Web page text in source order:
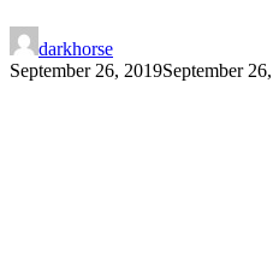
darkhorse
September 26, 2019September